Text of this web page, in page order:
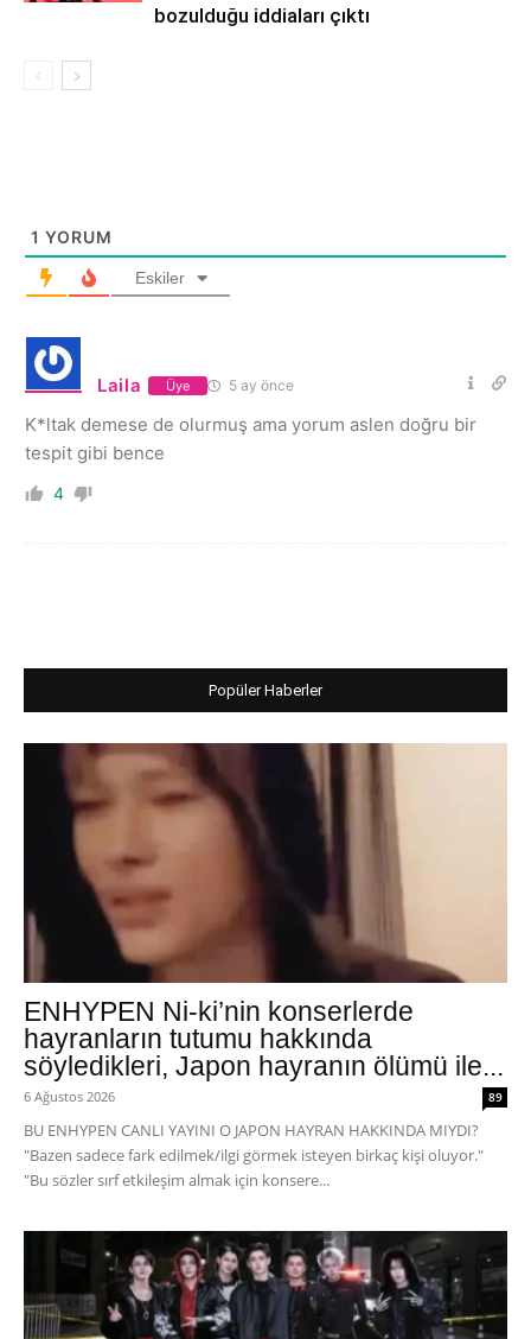
bozulduğu iddiaları çıktı
1 YORUM
Eskiler
Laila Üye 5 ay önce
K*ltak demese de olurmuş ama yorum aslen doğru bir
tespit gibi bence
4
Popüler Haberler
ENHYPEN Ni-ki’nin konserlerde
hayranların tutumu hakkında
söyledikleri, Japon hayranın ölümü ile...
6 Ağustos 2026 89
BU ENHYPEN CANLI YAYINI O JAPON HAYRAN HAKKINDA MIYDI?
"Bazen sadece fark edilmek/ilgi görmek isteyen birkaç kişi oluyor."
"Bu sözler sırf etkileşim almak için konsere...